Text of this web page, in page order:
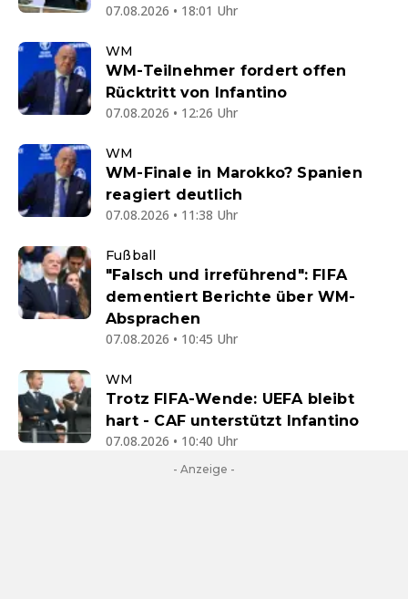
07.08.2026 • 18:01 Uhr
WM
WM-Teilnehmer fordert offen
Rücktritt von Infantino
07.08.2026 • 12:26 Uhr
WM
WM-Finale in Marokko? Spanien
reagiert deutlich
07.08.2026 • 11:38 Uhr
Fußball
"Falsch und irreführend": FIFA
dementiert Berichte über WM-
Absprachen
07.08.2026 • 10:45 Uhr
WM
Trotz FIFA-Wende: UEFA bleibt
hart - CAF unterstützt Infantino
07.08.2026 • 10:40 Uhr
- Anzeige -